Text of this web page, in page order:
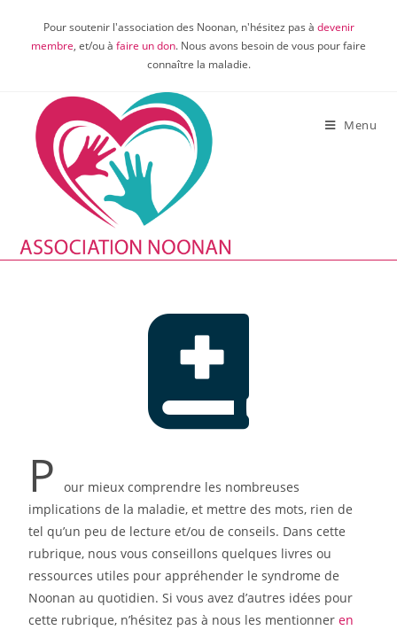
Pour soutenir l'association des Noonan, n'hésitez pas à devenir
membre, et/ou à faire un don. Nous avons besoin de vous pour faire
connaître la maladie.
Menu
P
our mieux comprendre les nombreuses
implications de la maladie, et mettre des mots, rien de
tel qu’un peu de lecture et/ou de conseils. Dans cette
rubrique, nous vous conseillons quelques livres ou
ressources utiles pour appréhender le syndrome de
Noonan au quotidien. Si vous avez d’autres idées pour
cette rubrique, n’hésitez pas à nous les mentionneren